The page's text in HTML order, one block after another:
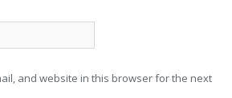
and website in this browser for the next